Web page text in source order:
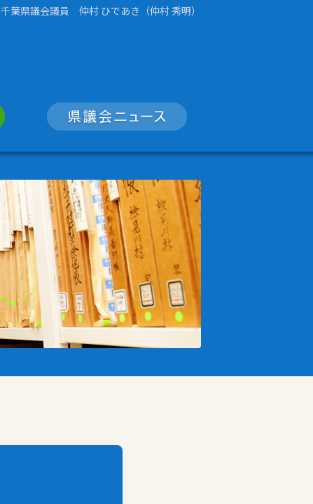
千葉県議会議員 仲村 ひであき（仲村 秀明）